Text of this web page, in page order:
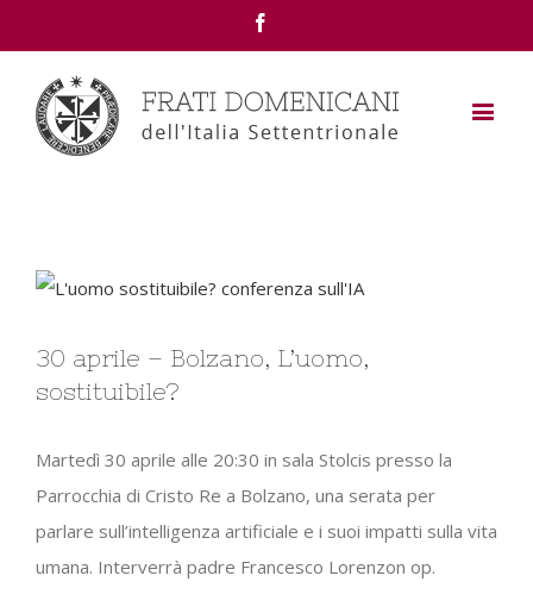
View
Image
30 aprile – Bolzano, L’uomo,
sostituibile?
Martedì 30 aprile alle 20:30 in sala Stolcis presso la
Parrocchia di Cristo Re a Bolzano, una serata per
parlare sull’intelligenza artificiale e i suoi impatti sulla vita
umana. Interverrà padre Francesco Lorenzon op.